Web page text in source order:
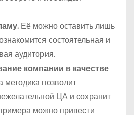
Её можно оставить лишь
состоятельная и
аудитория.
компании в качестве
методика позволит
ЦА и сохранит
можно привести